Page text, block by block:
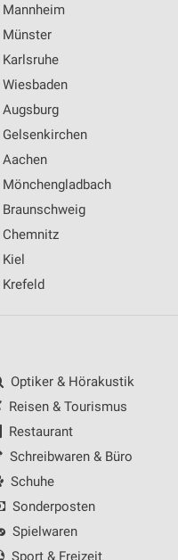
Mannheim
Münster
Karlsruhe
Wiesbaden
Augsburg
Gelsenkirchen
Aachen
Mönchengladbach
Braunschweig
Chemnitz
Kiel
Krefeld
Optiker & Hörakustik
Reisen & Tourismus
Restaurant
Schreibwaren & Büro
Schuhe
Sonderposten
Spielwaren
Sport & Freizeit